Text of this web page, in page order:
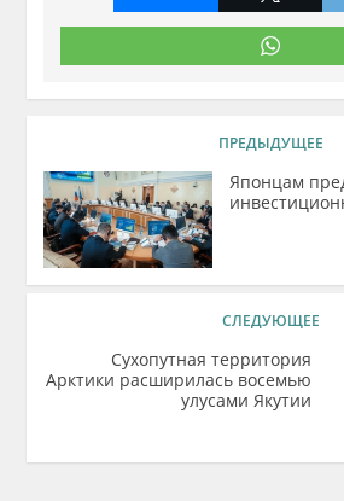
ПРЕДЫДУЩЕЕ
Японцам
СЛЕДУЮЩЕЕ
Сухопутная территория
Арктики расширилась восемью
улусами Якутии